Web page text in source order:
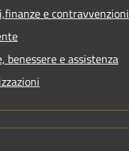
e contravvenzioni
benessere e assistenza